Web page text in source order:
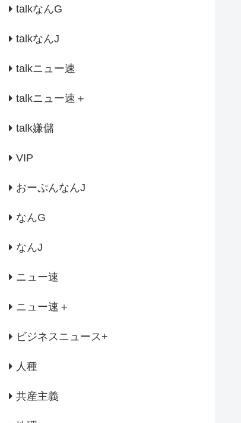
talkなんG
talkなんJ
talkニュー速
talkニュー速＋
talk嫌儲
VIP
おーぷんなんJ
なんG
なんJ
ニュー速
ニュー速＋
ビジネスニュース+
人種
共産主義